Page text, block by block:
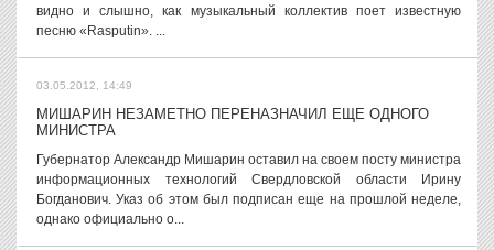
видно и слышно, как музыкальный коллектив поет известную
песню «Rasputin». ...
03.05.2012, 14:49
МИШАРИН НЕЗАМЕТНО ПЕРЕНАЗНАЧИЛ ЕЩЕ ОДНОГО
МИНИСТРА
Губернатор Александр Мишарин оставил на своем посту министра
информационных технологий Свердловской области Ирину
Богданович. Указ об этом был подписан еще на прошлой неделе,
однако официально о...